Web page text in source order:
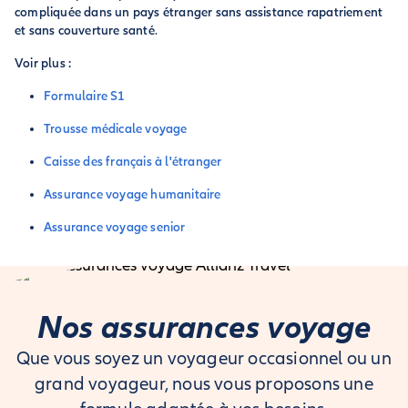
compliquée dans un pays étranger sans assistance rapatriement
et sans couverture santé.
Voir plus :
Formulaire S1
Trousse médicale voyage
Caisse des français à l'étranger
Assurance voyage humanitaire
Assurance voyage senior
Nos assurances voyage
Que vous soyez un voyageur occasionnel ou un
grand voyageur, nous vous proposons une